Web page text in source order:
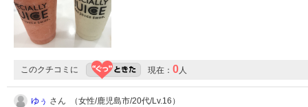
このクチコミに 現在： 0人
ゆぅ さん （女性/鹿児島市/20代/Lv.16）